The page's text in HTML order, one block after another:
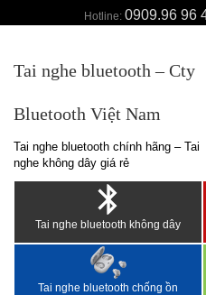
Hotline: 0909.96 96
Tai nghe bluetooth – Cty
Bluetooth Việt Nam
Tai nghe bluetooth chính hãng – Tai
nghe không dây giá rẻ
Tai nghe bluetooth không dây
Tai nghe bluetooth chống ồn